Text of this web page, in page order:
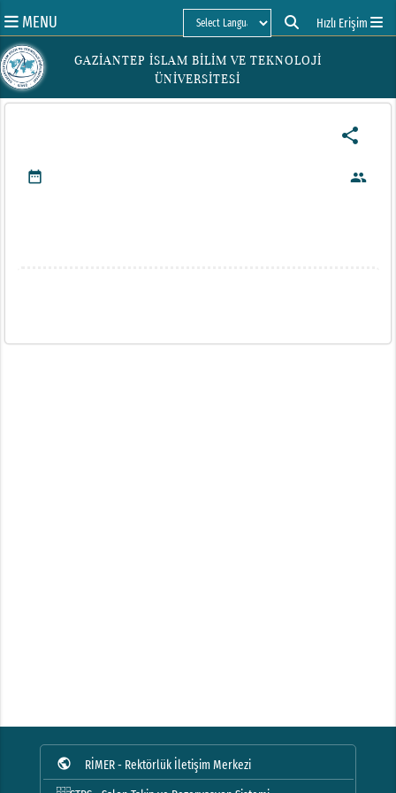
MENU
Powered by
Hızlı Erişim
GAZİANTEP İSLAM BİLİM VE TEKNOLOJİ
ÜNİVERSİTESİ
share
date_range people
public
RİMER - Rektörlük İletişim Merkezi